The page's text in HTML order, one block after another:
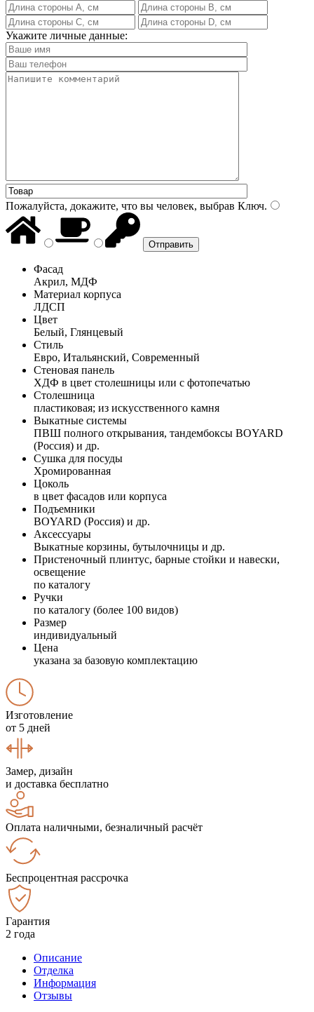
Укажите личные данные:
Пожалуйста, докажите, что вы человек, выбрав Ключ.
Фасад
Акрил, МДФ
Материал корпуса
ЛДСП
Цвет
Белый, Глянцевый
Стиль
Евро, Итальянский, Современный
Стеновая панель
ХДФ в цвет столешницы или с фотопечатью
Столешница
пластиковая; из искусственного камня
Выкатные системы
ПВШ полного открывания, тандембоксы BOYARD
(Россия) и др.
Сушка для посуды
Хромированная
Цоколь
в цвет фасадов или корпуса
Подъемники
BOYARD (Россия) и др.
Аксессуары
Выкатные корзины, бутылочницы и др.
Пристеночный плинтус, барные стойки и навески,
освещение
по каталогу
Ручки
по каталогу (более 100 видов)
Размер
индивидуальный
Цена
указана за базовую комплектацию
Изготовление
от 5 дней
Замер, дизайн
и доставка бесплатно
Оплата наличными, безналичный расчёт
Беспроцентная рассрочка
Гарантия
2 года
Описание
Отделка
Информация
Отзывы